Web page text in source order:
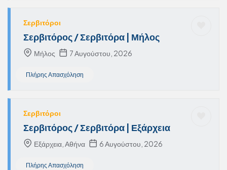
Σερβιτόροι
Σερβιτόρος / Σερβιτόρα | Μήλος
Μήλος 7 Αυγούστου, 2026
Πλήρης Απασχόληση
Σερβιτόροι
Σερβιτόρος / Σερβιτόρα | Εξάρχεια
Εξάρχεια, Αθήνα 6 Αυγούστου, 2026
Πλήρης Απασχόληση